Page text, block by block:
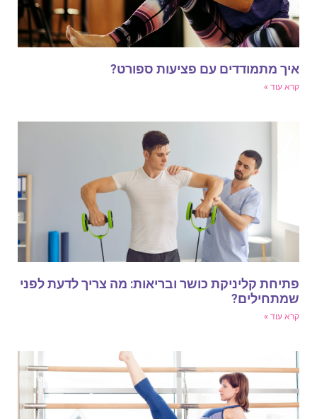
מתמודדים עם פציעות ספורט?
עוד »
קליניקת כושר ובריאות: מה צריך לדעת לפני
עוד »